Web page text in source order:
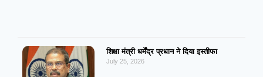
शिक्षा मंत्री धर्मेंद्र प्रधान ने दिया इस्तीफा
July 25, 2026